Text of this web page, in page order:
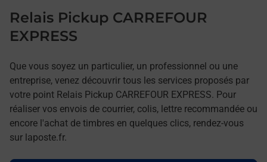
Relais Pickup CARREFOUR
EXPRESS
Que vous soyez un particulier, un professionnel ou une
entreprise, venez découvrir tous les services proposés par
votre point Relais Pickup CARREFOUR EXPRESS. Pour
réaliser vos envois de courrier, colis, lettre recommandée ou
encore l'achat de timbres en quelques clics, rendez-vous
sur laposte.fr.